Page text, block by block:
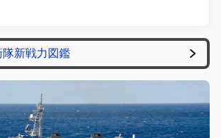
隊新戦力図鑑